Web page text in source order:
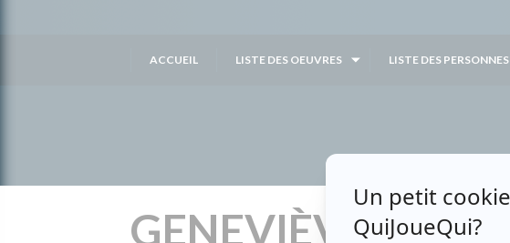
ACCUEIL LISTE DES OEUVRES LISTE DES PERSONNES
GENEVIÈVE TARDIF